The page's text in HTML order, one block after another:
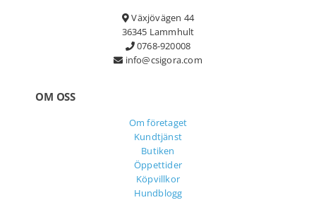
Växjövägen 44
36345 Lammhult
0768-920008
info@csigora.com
OM OSS
Om företaget
Kundtjänst
Butiken
Öppettider
Köpvillkor
Hundblogg